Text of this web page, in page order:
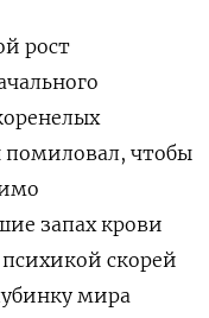
рост
помиловал, чтобы
запах крови
скорей
мира